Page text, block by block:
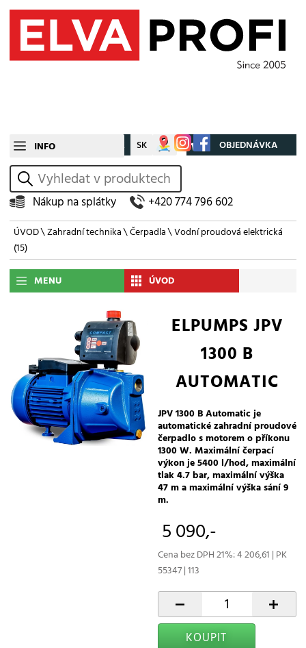
INFO CZ SK Můj účet OBJEDNÁVKA
vyhledat
Nákup na splátky +420 774 796 602
ÚVOD\Zahradní technika\Čerpadla\Vodní proudová elektrická
(15)
MENU ÚVOD
ELPUMPS JPV
1300 B
AUTOMATIC
JPV 1300 B Automatic je
automatické zahradní proudové
čerpadlo s motorem o příkonu
1300 W. Maximální čerpací
výkon je 5400 l/hod, maximální
tlak 4.7 bar, maximální výška
47 m a maximální výška sání 9
m.
5 090,-
Cena bez DPH 21%: 4 206,61 | PK
55347 | 113
- +
KOUPIT